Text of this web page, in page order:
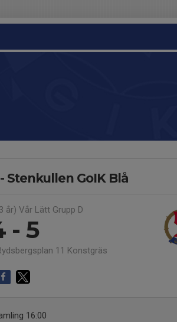
Stenkullen GoIK Blå
år) Vår Lätt Grupp D
- 5
11 Konstgräs
16:00